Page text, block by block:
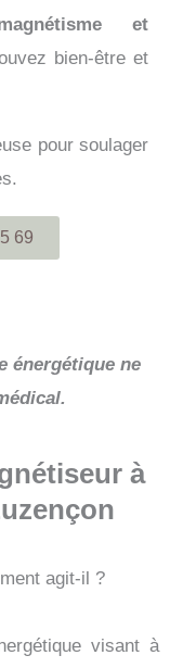
et
bien-être et
pour soulager
69
énergétique ne
à
agit-il ?
visant à